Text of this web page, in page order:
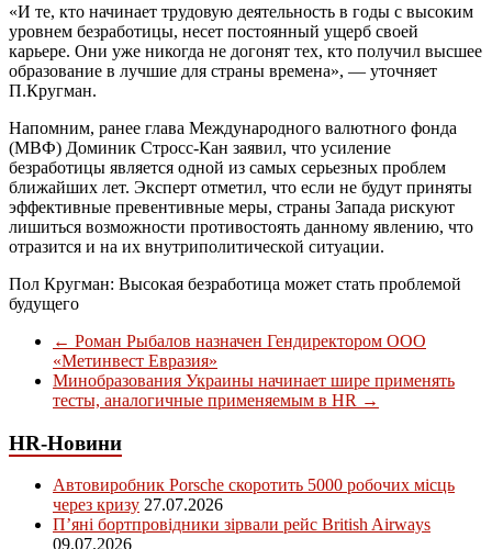
«И те, кто начинает трудовую деятельность в годы с высоким
уровнем безработицы, несет постоянный ущерб своей
карьере. Они уже никогда не догонят тех, кто получил высшее
образование в лучшие для страны времена», — уточняет
П.Кругман.
Напомним, ранее глава Международного валютного фонда
(МВФ) Доминик Стросс-Кан заявил, что усиление
безработицы является одной из самых серьезных проблем
ближайших лет. Эксперт отметил, что если не будут приняты
эффективные превентивные меры, страны Запада рискуют
лишиться возможности противостоять данному явлению, что
отразится и на их внутриполитической ситуации.
Пол Кругман: Высокая безработица может стать проблемой
будущего
← Роман Рыбалов назначен Гендиректором ООО
«Метинвест Евразия»
Минобразования Украины начинает шире применять
тесты, аналогичные применяемым в HR →
HR-Новини
Автовиробник Porsche скоротить 5000 робочих місць
через кризу 27.07.2026
П’яні бортпровідники зірвали рейс British Airways
09.07.2026